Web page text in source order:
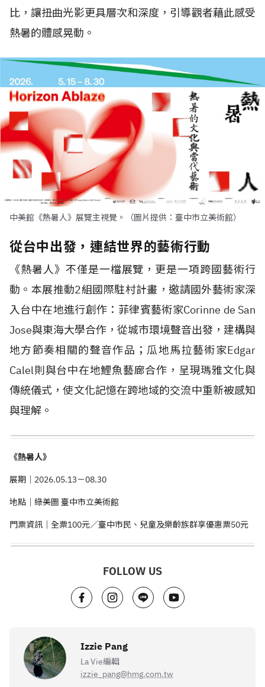
比，讓扭曲光影更具層次和深度，引導觀者藉此感受
熱暑的體感晃動。
中美館《熱暑人》展覽主視覺。（圖片提供：臺中市立美術館）
從台中出發，連結世界的藝術行動
《熱暑人》不僅是一檔展覽，更是一項跨國藝術行
動。本展推動2組國際駐村計畫，邀請國外藝術家深
入台中在地進行創作：菲律賓藝術家Corinne de San
Jose與東海大學合作，從城市環境聲音出發，建構與
地方節奏相關的聲音作品；瓜地馬拉藝術家Edgar
Calel則與台中在地鯉魚藝廊合作，呈現瑪雅文化與
傳統儀式，使文化記憶在跨地域的交流中重新被感知
與理解。
《熱暑人》
展期｜ 2026.05.13－08.30
地點｜綠美圖 臺中市立美術館
門票資訊｜全票100元／臺中市民、兒童及樂齡族群享優惠票50元
FOLLOW US
Izzie Pang
La Vie編輯
izzie_pang@hmg.com.tw